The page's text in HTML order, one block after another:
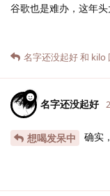
谷歌也是难办，这年
名字还没起好和 kilo
名字还没起好
想喝发呆中 确实